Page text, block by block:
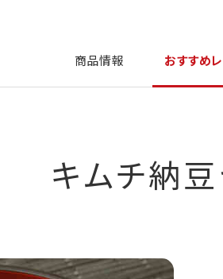
商品情報 おすすめ
キムチ納